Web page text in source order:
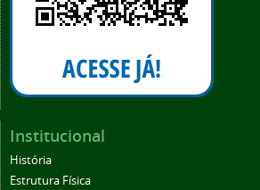
Institucional
História
Estrutura Física